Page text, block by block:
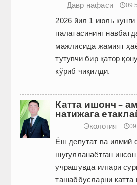
≡ Давр нафаси
2026 йил 1 июль
палатасининг
мажлисида жамият
тутувчи бир қатор
кўриб чиқилди.
Катта ишонч –
натижага
≡ Экология
Ёш депутат ва илмий
шуғулланаётган
учрашувда илгари
ташаббусларни